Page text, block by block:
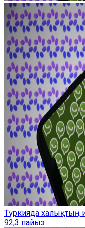
Түркияда халықтың
92,3 пайыз